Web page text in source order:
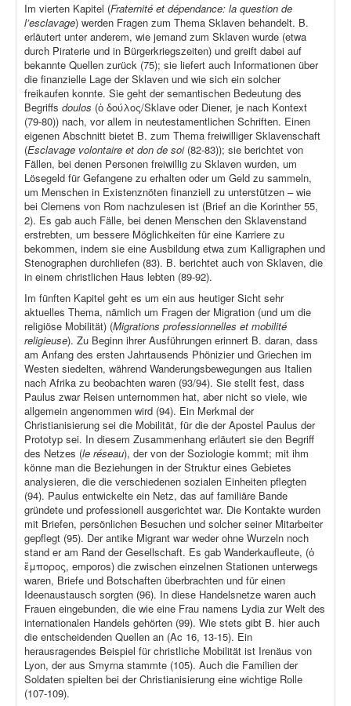
Im vierten Kapitel (Fraternité et dépendance: la question de
l’esclavage) werden Fragen zum Thema Sklaven behandelt. B.
erläutert unter anderem, wie jemand zum Sklaven wurde (etwa
durch Piraterie und in Bürgerkriegszeiten) und greift dabei auf
bekannte Quellen zurück (75); sie liefert auch Informationen über
die finanzielle Lage der Sklaven und wie sich ein solcher
freikaufen konnte. Sie geht der semantischen Bedeutung des
Begriffs doulos (ὁ δούλος/Sklave oder Diener, je nach Kontext
(79-80)) nach, vor allem in neutestamentlichen Schriften. Einen
eigenen Abschnitt bietet B. zum Thema freiwilliger Sklavenschaft
(Esclavage volontaire et don de soi(82-83)); sie berichtet von
Fällen, bei denen Personen freiwillig zu Sklaven wurden, um
Lösegeld für Gefangene zu erhalten oder um Geld zu sammeln,
um Menschen in Existenznöten finanziell zu unterstützen – wie
bei Clemens von Rom nachzulesen ist (Brief an die Korinther 55,
2). Es gab auch Fälle, bei denen Menschen den Sklavenstand
erstrebten, um bessere Möglichkeiten für eine Karriere zu
bekommen, indem sie eine Ausbildung etwa zum Kalligraphen und
Stenographen durchliefen (83). B. berichtet auch von Sklaven, die
in einem christlichen Haus lebten (89-92).
Im fünften Kapitel geht es um ein aus heutiger Sicht sehr
aktuelles Thema, nämlich um Fragen der Migration (und um die
religiöse Mobilität) (Migrations professionnelles et mobilité
religieuse). Zu Beginn ihrer Ausführungen erinnert B. daran, dass
am Anfang des ersten Jahrtausends Phönizier und Griechen im
Westen siedelten, während Wanderungsbewegungen aus Italien
nach Afrika zu beobachten waren (93/94). Sie stellt fest, dass
Paulus zwar Reisen unternommen hat, aber nicht so viele, wie
allgemein angenommen wird (94). Ein Merkmal der
Christianisierung sei die Mobilität, für die der Apostel Paulus der
Prototyp sei. In diesem Zusammenhang erläutert sie den Begriff
des Netzes (le réseau), der von der Soziologie kommt; mit ihm
könne man die Beziehungen in der Struktur eines Gebietes
analysieren, die die verschiedenen sozialen Einheiten pflegten
(94). Paulus entwickelte ein Netz, das auf familiäre Bande
gründete und professionell ausgerichtet war. Die Kontakte wurden
mit Briefen, persönlichen Besuchen und solcher seiner Mitarbeiter
gepflegt (95). Der antike Migrant war weder ohne Wurzeln noch
stand er am Rand der Gesellschaft. Es gab Wanderkaufleute, (ὁ
ἔμπορος, emporos) die zwischen einzelnen Stationen unterwegs
waren, Briefe und Botschaften überbrachten und für einen
Ideenaustausch sorgten (96). In diese Handelsnetze waren auch
Frauen eingebunden, die wie eine Frau namens Lydia zur Welt des
internationalen Handels gehörten (99). Wie stets gibt B. hier auch
die entscheidenden Quellen an (Ac 16, 13-15). Ein
herausragendes Beispiel für christliche Mobilität ist Irenäus von
Lyon, der aus Smyrna stammte (105). Auch die Familien der
Soldaten spielten bei der Christianisierung eine wichtige Rolle
(107-109).